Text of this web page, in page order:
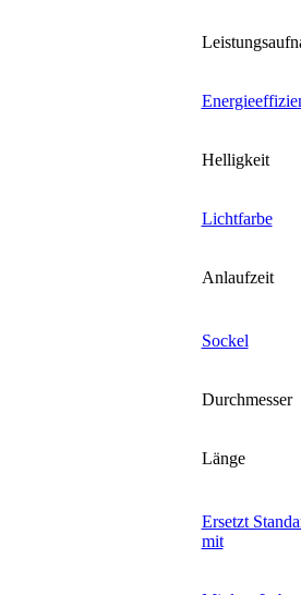
Helligkeit
Lichtfarbe
Anlaufzeit
Sockel
Durchmesser
Länge
Ersetzt
mit